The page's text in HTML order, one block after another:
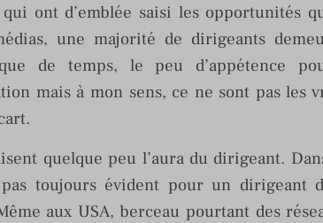
ont d’emblée saisi les opportunités
une majorité de dirigeants
de temps, le peu d’appétence
mais à mon sens, ce ne sont pas les
quelque peu l’aura du dirigeant.
toujours évident pour un dirigeant
aux USA, berceau pourtant des